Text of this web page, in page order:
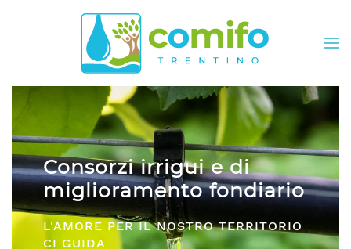
Skip to main content
Comifo Trentino
DA OLTRE 40 ANNI,
E SERVIZI PER TUTTI I